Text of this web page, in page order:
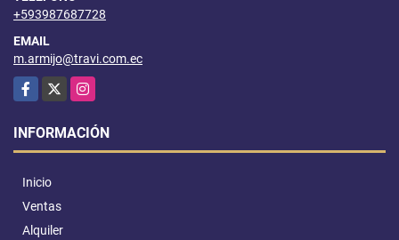
+593987687728
EMAIL
m.armijo@travi.com.ec
Facebook
X Instagram
INFORMACIÓN
Inicio
Ventas
Alquiler